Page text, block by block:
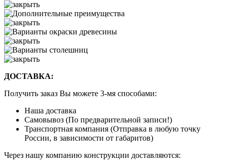
ДОСТАВКА:
Получить заказ Вы можете 3-мя способами:
Наша доставка
Самовывоз (По предварительной записи!)
Транспортная компания (Отправка в любую точку
России, в зависимости от габаритов)
Через нашу компанию конструкции доставляются: